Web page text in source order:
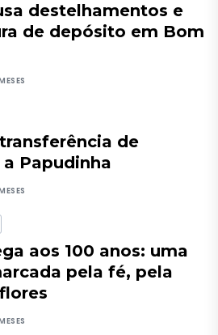
destelhamentos e
de depósito em Bom
de
Papudinha
aos 100 anos: uma
pela fé, pela